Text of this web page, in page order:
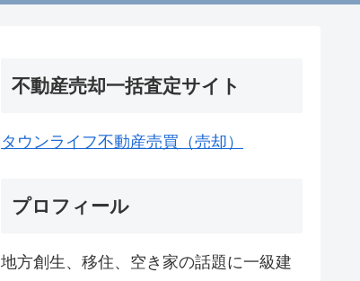
不動産売却一括査定サイト
タウンライフ不動産売買（売却）
プロフィール
地方創生、移住、空き家の話題に一級建